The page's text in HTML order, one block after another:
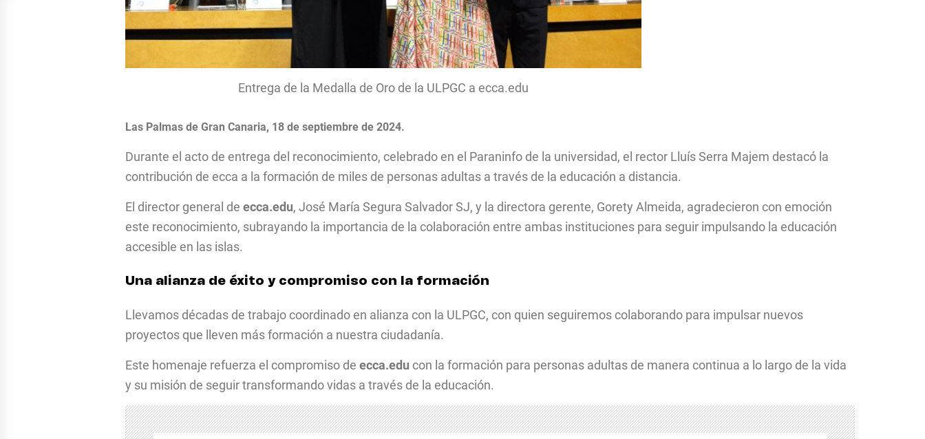
Entrega de la Medalla de Oro de la ULPGC a ecca.edu
Las Palmas de Gran Canaria, 18 de septiembre de 2024.
Durante el acto de entrega del reconocimiento, celebrado en el Paraninfo de la universidad, el rector Lluís Serra Majem destacó la
contribución de ecca a la formación de miles de personas adultas a través de la educación a distancia.
El director general de ecca.edu, José María Segura Salvador SJ, y la directora gerente, Gorety Almeida, agradecieron con emoción
este reconocimiento, subrayando la importancia de la colaboración entre ambas instituciones para seguir impulsando la educación
accesible en las islas.
Una alianza de éxito y compromiso con la formación
Llevamos décadas de trabajo coordinado en alianza con la ULPGC, con quien seguiremos colaborando para impulsar nuevos
proyectos que lleven más formación a nuestra ciudadanía.
Este homenaje refuerza el compromiso de ecca.edu con la formación para personas adultas de manera continua a lo largo de la vida
y su misión de seguir transformando vidas a través de la educación.